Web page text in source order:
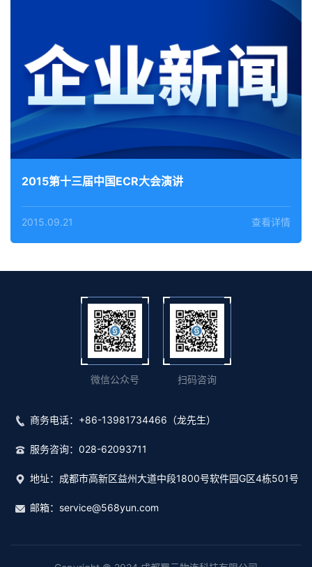
2015第十三届中国ECR大会演讲
2015.09.21 查看详情
微信公众号 扫码咨询
商务电话： +86-13981734466（龙先生）
服务咨询： 028-62093711
地址： 成都市高新区益州大道中段1800号软件园G区4栋501号
邮箱： service@568yun.com